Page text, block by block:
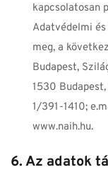
kapcsolatosan
Adatvédelmi
meg, a
Budapest,
1530
1/391-1410;
www.naih.hu.
6. Az adatok